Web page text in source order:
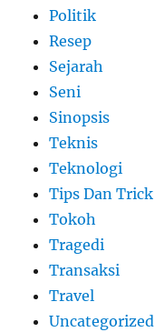
Politik
Resep
Sejarah
Seni
Sinopsis
Teknis
Teknologi
Tips Dan Trick
Tokoh
Tragedi
Transaksi
Travel
Uncategorized